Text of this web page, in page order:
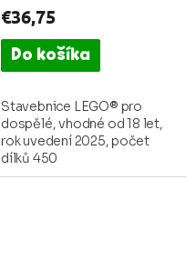
€36,75
Do košíka
Stavebnice LEGO® pro
dospělé, vhodné od 18 let,
rok uvedení 2025, počet
dílků 450